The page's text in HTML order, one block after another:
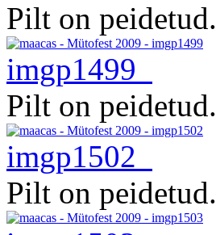
Pilt on peidetud.
imgp1499
Pilt on peidetud.
imgp1502
Pilt on peidetud.